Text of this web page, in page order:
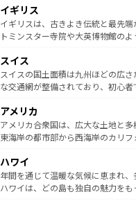
いる。シャンパンの発祥地であるラ
香り高いラベンダー畑など、多彩
らに、パリ以外の地域にも魅力が
れる地方に足を運ぶとそれぞれで全
きるだろう。 なお、新着のフラ
を参照してほしい。
顔を持つこの国は、どこを歩いても
ルリンの文化的活気、バイエルン
してライン川沿いのワイン畑とい
は、お酒好きな人にはぜひ体験してほしい。 な
ドイツ情報はコンテンツ一覧を参照
イギリス
イギリスは、古きよき伝統と最先
トミンスター寺院や大英博物館の
リアごとに異なる魅力がある。また
ティー、ビール好きにはたまらな
戦など、本場だからこそできる体
ンツ一覧を参照してほしい。
スイス
スイスの国土面積は九州ほどの広
な交通網が整備されており、初心
の建物がそのまま残る町や、スイス
博物館もあり、アルプス観光だけで
ことができる。国民の所得が高い
ば市内交通費無料で観光を楽しむこともで
着のスイス情報はコンテンツ一覧
アメリカ
アメリカ合衆国は、広大な土地と多
東海岸の都市部から西海岸のカリ
のような巨大都市は、観光、ショッ
ンメントが詰まった刺激的なスポ
西部には大自然が広がり、グラン
ハワイ
年間を通じて温暖な気候に恵まれ
ハワイは、どの島も独自の魅力を